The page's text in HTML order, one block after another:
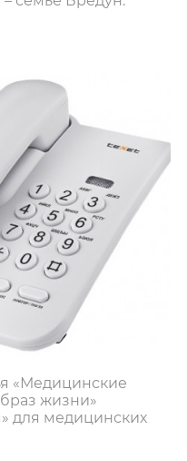
«Медицинские
жизни»
для медицинских